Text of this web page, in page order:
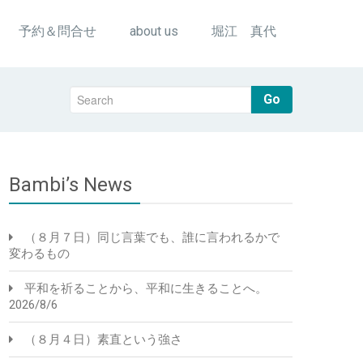
予約＆問合せ about us 堀江 真代
Go
Bambi’s News
（８月７日）同じ言葉でも、誰に言われるかで
変わるもの
平和を祈ることから、平和に生きることへ。
2026/8/6
（８月４日）素直という強さ